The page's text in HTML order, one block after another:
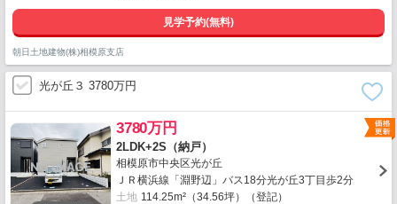
見学予約(無料)
朝日土地建物(株)相模原支店
光が丘３ 3780万円
3780万円
2LDK+2S（納戸）
相模原市中央区光が丘
ＪＲ横浜線「淵野辺」バス18分光が丘3丁目歩2分
土地 114.25m²（34.56坪）（登記）